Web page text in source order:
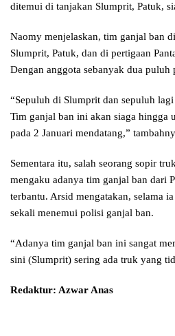
ditemui di tanjakan Slumprit, Patuk,
Naomy menjelaskan, tim ganjal ban
Slumprit, Patuk, dan di pertigaan
Dengan anggota sebanyak dua puluh
“Sepuluh di Slumprit dan sepuluh
Tim ganjal ban ini akan siaga hingga
pada 2 Januari mendatang,”
Sementara itu, salah seorang sopir
mengaku adanya tim ganjal ban dari
terbantu. Arsid mengatakan, selama
sekali menemui polisi ganjal ban.
“Adanya tim ganjal ban ini sangat
sini (Slumprit) sering ada truk yang
Redaktur: Azwar Anas